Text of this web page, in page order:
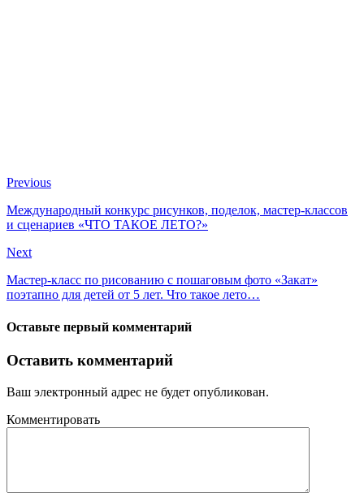
Previous
Международный конкурс рисунков, поделок, мастер-классов
и сценариев «ЧТО ТАКОЕ ЛЕТО?»
Next
Мастер-класс по рисованию с пошаговым фото «Закат»
поэтапно для детей от 5 лет. Что такое лето…
Оставьте первый комментарий
Оставить комментарий
Ваш электронный адрес не будет опубликован.
Комментировать